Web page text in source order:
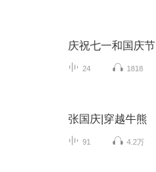
庆祝七一和国庆节
24 1818
张国庆|穿越牛熊
91 4.2万